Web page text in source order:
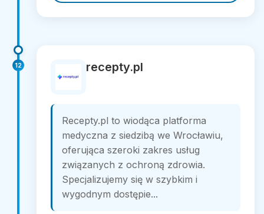
12 recepty.pl
Recepty.pl to wiodąca platforma
medyczna z siedzibą we Wrocławiu,
oferująca szeroki zakres usług
związanych z ochroną zdrowia.
Specjalizujemy się w szybkim i
wygodnym dostępie...